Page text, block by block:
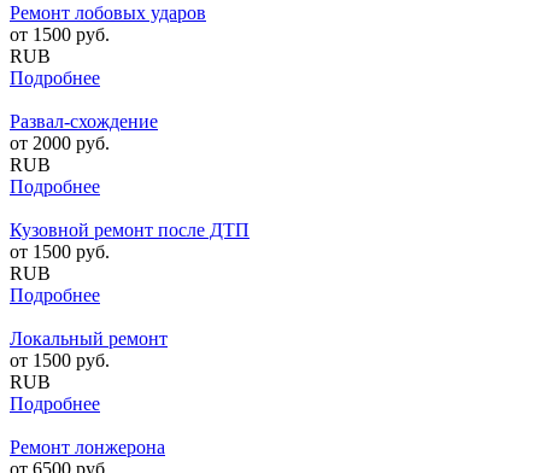
Ремонт лобовых ударов
от 1500 руб.
RUB
Подробнее
Развал-схождение
от 2000 руб.
RUB
Подробнее
Кузовной ремонт после ДТП
от 1500 руб.
RUB
Подробнее
Локальный ремонт
от 1500 руб.
RUB
Подробнее
Ремонт лонжерона
от 6500 руб.